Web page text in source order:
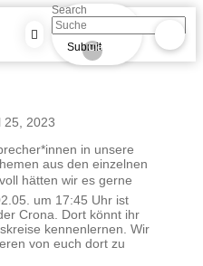
Search
Submit
Clear
25, 2023
in unsere
aus den einzelnen
hätten wir es gerne
um 17:45 Uhr ist
Crona. Dort könnt ihr
kennenlernen. Wir
von euch dort zu